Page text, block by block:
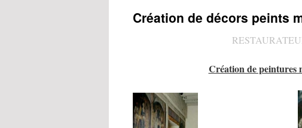
Création de décors peints
Création de peintures